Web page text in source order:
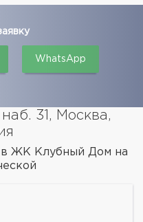
WhatsApp
31, Москва,
в ЖК Клубный Дом на